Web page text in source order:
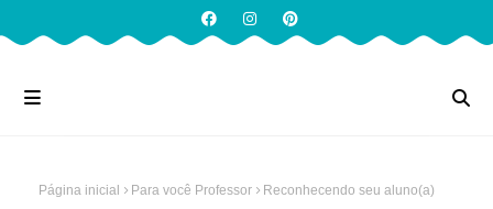
Página inicial Para você Professor Reconhecendo seu aluno(a)